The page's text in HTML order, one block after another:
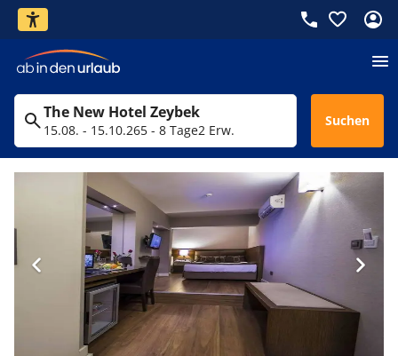
The New Hotel Zeybek
15.08. - 15.10.265 - 8 Tage2 Erw.
Suchen